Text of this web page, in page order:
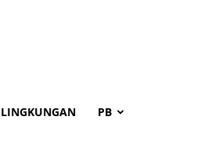
LINGKUNGAN PB